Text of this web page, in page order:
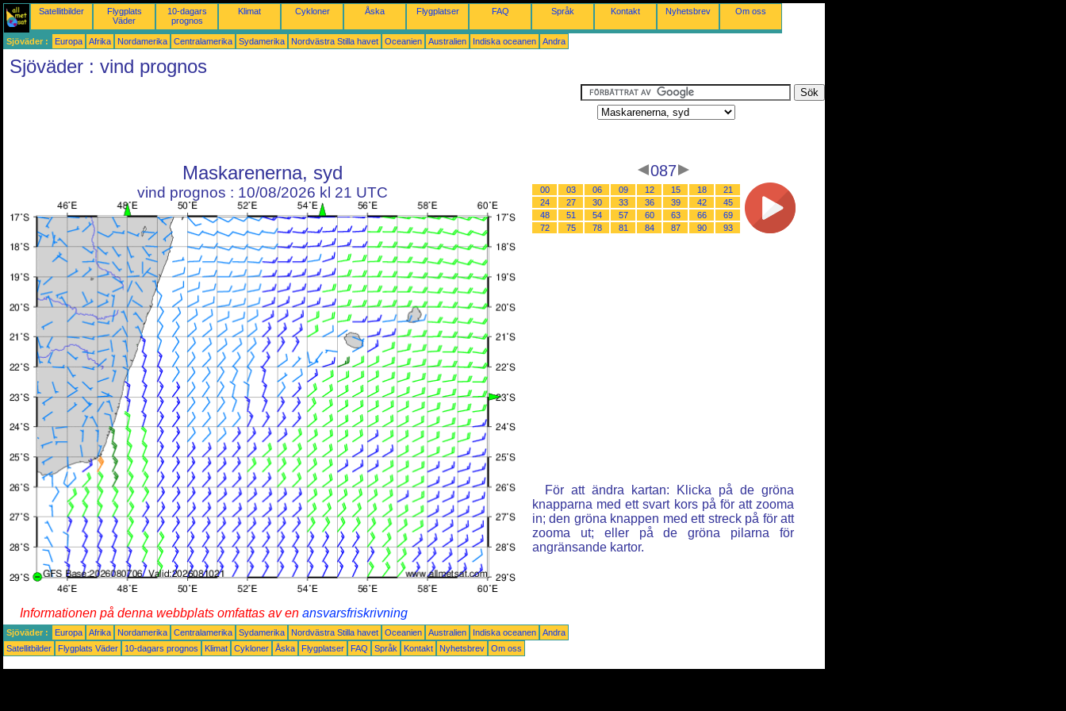
Satellitbilder
Flygplats
Väder
10-dagars
prognos
Klimat Cykloner Åska Flygplatser FAQ Språk Kontakt Nyhetsbrev Om oss
Sjöväder : Europa Afrika Nordamerika Centralamerika Sydamerika Nordvästra Stilla havet Oceanien Australien Indiska oceanen Andra
Sjöväder : vind prognos
Maskarenerna, syd
vind prognos : 10/08/2026 kl 21 UTC
087
00 03 06 09 12 15 18
21
24
27 30 33 36 39 42
45
48
51 54 57 60 63 66
69
72
75 78 81 84 87 90 93
För att ändra kartan: Klicka på de gröna
knapparna med ett svart kors på för att zooma
in; den gröna knappen med ett streck på för att
zooma ut; eller på de gröna pilarna för
angränsande kartor.
Informationen på denna webbplats omfattas av en ansvarsfriskrivning
Sjöväder : Europa Afrika Nordamerika Centralamerika Sydamerika Nordvästra Stilla havet Oceanien Australien Indiska oceanen
Andra
Satellitbilder
Flygplats Väder 10-dagars prognos Klimat Cykloner Åska Flygplatser FAQ Språk Kontakt Nyhetsbrev Om oss